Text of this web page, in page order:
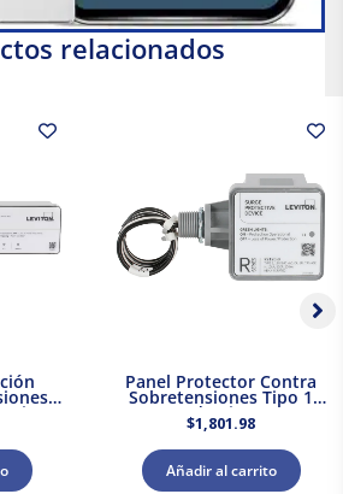
relacionados
Panel Protector Contra
Sobretensiones Tipo 1
Supresor de Picos 120/240
V CA Leviton
$1,801.98
Añadir al carrito